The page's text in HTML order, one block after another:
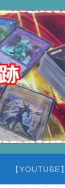
【YOUTUBE】